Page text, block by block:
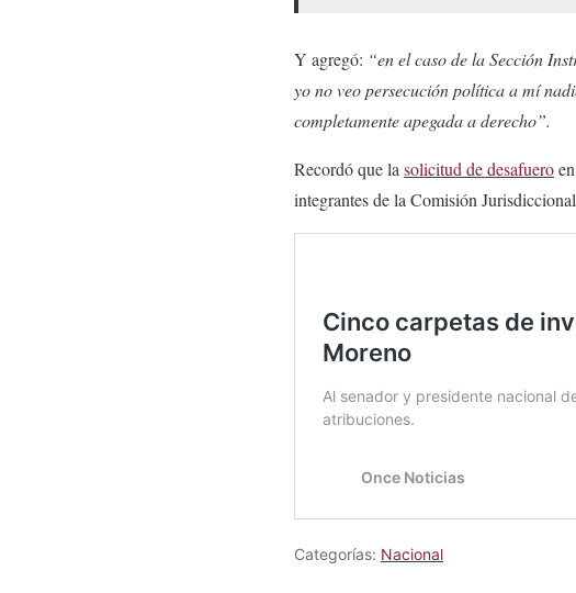
Y agregó: “en el caso de la Sección
yo no veo persecución política a mí
completamente apegada a derecho”.
Recordó que la solicitud de desafuero
integrantes de la Comisión
Categorías: Nacional